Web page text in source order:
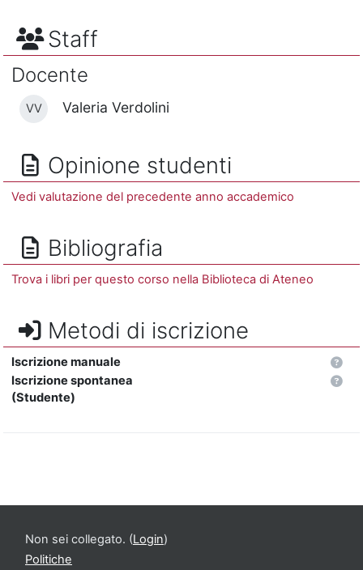
Staff
Docente
VV Valeria Verdolini
Opinione studenti
Vedi valutazione del precedente anno accademico
Bibliografia
Trova i libri per questo corso nella Biblioteca di Ateneo
Metodi di iscrizione
Iscrizione manuale
Iscrizione spontanea
(Studente)
Non sei collegato. (Login)
Politiche